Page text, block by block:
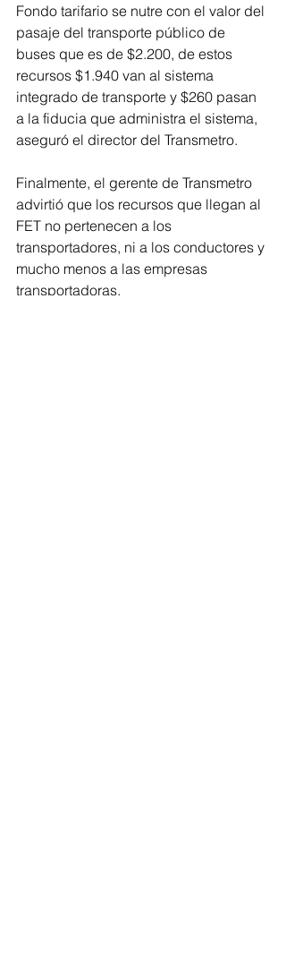
Fondo tarifario se nutre con el valor del
pasaje del transporte público de
buses que es de $2.200, de estos
recursos $1.940 van al sistema
integrado de transporte y $260 pasan
a la fiducia que administra el sistema,
aseguró el director del Transmetro.
Finalmente, el gerente de Transmetro
advirtió que los recursos que llegan al
FET no pertenecen a los
transportadores, ni a los conductores y
mucho menos a las empresas
transportadoras.